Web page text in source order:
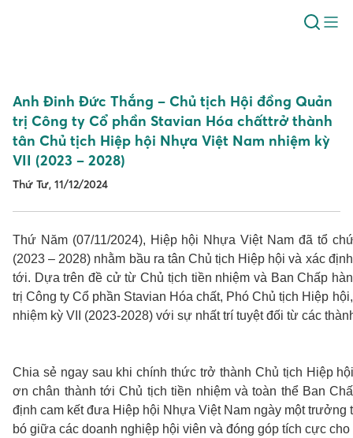
Anh Đinh Đức Thắng – Chủ tịch Hội đồng Quản
trị Công ty Cổ phần Stavian Hóa chấttrở thành
tân Chủ tịch Hiệp hội Nhựa Việt Nam nhiệm kỳ
VII (2023 – 2028)
Thứ Tư, 11/12/2024
Thứ Năm (07/11/2024), Hiệp hội Nhựa Việt Nam đã tổ
(2023 – 2028) nhằm bầu ra tân Chủ tịch Hiệp hội và xác
tới. Dựa trên đề cử từ Chủ tịch tiền nhiệm và Ban Chấp
trị Công ty Cổ phần Stavian Hóa chất, Phó Chủ tịch Hiệp
nhiệm kỳ VII (2023-2028) với sự nhất trí tuyệt đối từ các
Chia sẻ ngay sau khi chính thức trở thành Chủ tịch Hiệp
ơn chân thành tới Chủ tịch tiền nhiệm và toàn thể Ban
định cam kết đưa Hiệp hội Nhựa Việt Nam ngày một trưởng
bó giữa các doanh nghiệp hội viên và đóng góp tích cực